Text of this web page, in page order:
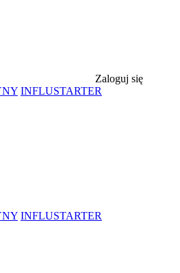
Zaloguj się
INFLUSTARTER
INFLUSTARTER